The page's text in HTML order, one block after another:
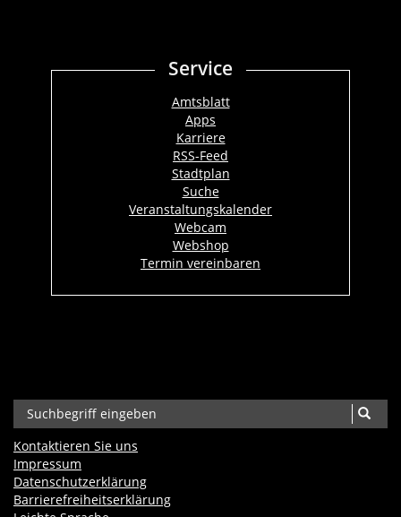
Service
Amtsblatt
Apps
Karriere
RSS-Feed
Stadtplan
Suche
Veranstaltungskalender
Webcam
Webshop
Termin vereinbaren
Kontaktieren Sie uns
Impressum
Datenschutzerklärung
Barrierefreiheits­erklärung